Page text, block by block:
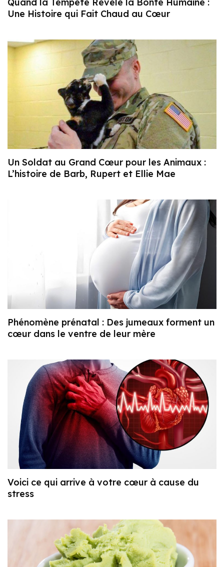
Une Histoire qui Fait Chaud au Cœur
Un Soldat au Grand Cœur pour les Animaux :
L’histoire de Barb, Rupert et Ellie Mae
Phénomène prénatal : Des jumeaux forment un
cœur dans le ventre de leur mère
Voici ce qui arrive à votre cœur à cause du
stress